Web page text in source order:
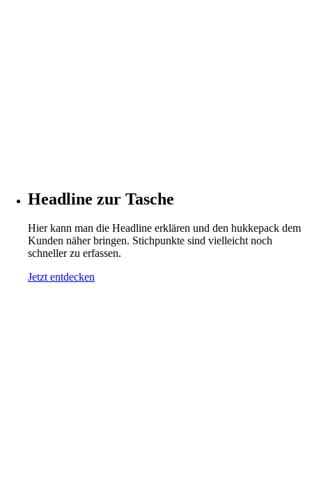
Headline zur Tasche
Hier kann man die Headline erklären und den hukkepack dem
Kunden näher bringen. Stichpunkte sind vielleicht noch
schneller zu erfassen.
Jetzt entdecken